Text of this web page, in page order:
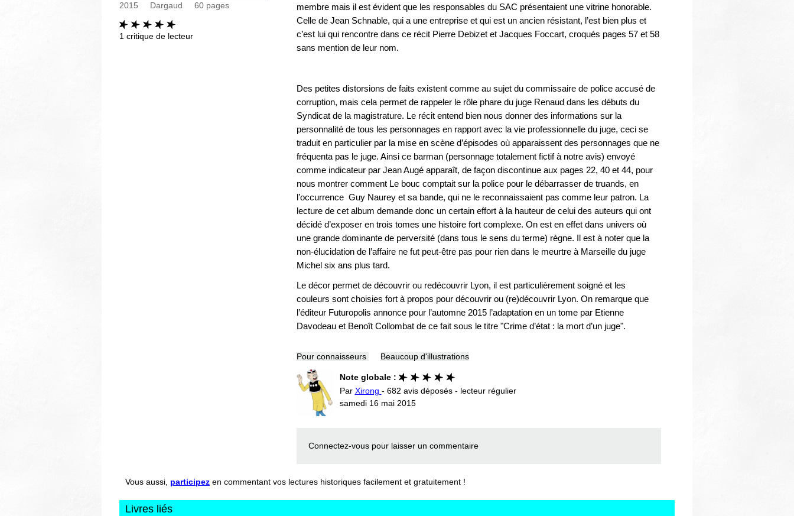
2015 Dargaud 60 pages
1 critique de lecteur
membre mais il est évident que les responsables du SAC présentaient une vitrine honorable.
Celle de Jean Schnable, qui a une entreprise et qui est un ancien résistant, l’est bien plus et
c’est lui qui rencontre dans ce récit Pierre Debizet et Jacques Foccart, croqués pages 57 et 58
sans mention de leur nom.
Des petites distorsions de faits existent comme au sujet du commissaire de police accusé de
corruption, mais cela permet de rappeler le rôle phare du juge Renaud dans les débuts du
Syndicat de la magistrature. Le récit entend bien nous donner des informations sur la
personnalité de tous les personnages en rapport avec la vie professionnelle du juge, ceci se
traduit en particulier par la mise en scène d’épisodes où apparaissent des personnages que ne
fréquenta pas le juge. Ainsi ce barman (personnage totalement fictif à notre avis) envoyé
comme indicateur par Jean Augé apparaît, de façon discontinue aux pages 22, 40 et 44, pour
nous montrer comment Le bouc comptait sur la police pour le débarrasser de truands, en
l’occurrence Guy Naurey et sa bande, qui ne le reconnaissaient pas comme leur patron. La
lecture de cet album demande donc un certain effort à la hauteur de celui des auteurs qui ont
décidé d’exposer en trois tomes une histoire fort complexe. On est en effet dans univers où
une grande dominante de perversité (dans tous le sens du terme) règne. Il est à noter que la
non-élucidation de l’affaire ne fut peut-être pas pour rien dans le meurtre à Marseille du juge
Michel six ans plus tard.
Le décor permet de découvrir ou redécouvrir Lyon, il est particulièrement soigné et les
couleurs sont choisies fort à propos pour découvrir ou (re)découvrir Lyon. On remarque que
l’éditeur Futuropolis annonce pour l’automne 2015 l’adaptation en un tome par Etienne
Davodeau et Benoît Collombat de ce fait sous le titre "Crime d’état : la mort d’un juge".
Pour connaisseurs Beaucoup d'illustrations
Note globale :
Par Xirong - 682 avis déposés - lecteur régulier
samedi 16 mai 2015
Connectez-vous pour laisser un commentaire
Vous aussi, participez en commentant vos lectures historiques facilement et gratuitement !
Livres liés